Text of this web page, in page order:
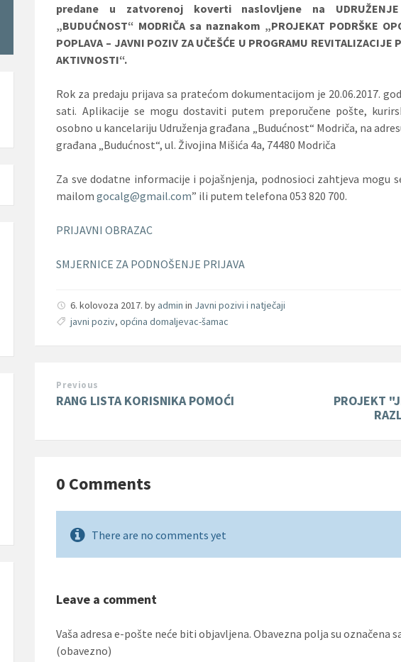
predane u zatvorenoj koverti naslovljene na UDRUŽENJE
„BUDUĆNOST“ MODRIČA sa naznakom „PROJEKAT PODRŠKE
POPLAVA – JAVNI POZIV ZA UČEŠĆE U PROGRAMU REVITALIZACIJE
AKTIVNOSTI“.
Rok za predaju prijava sa pratećom dokumentacijom je 20.06.2017.
sati. Aplikacije se mogu dostaviti putem preporučene pošte,
osobno u kancelariju Udruženja građana „Budućnost“ Modriča, na
građana „Budućnost“, ul. Živojina Mišića 4a, 74480 Modriča
Za sve dodatne informacije i pojašnjenja, podnosioci zahtjeva mogu
mailomgocalg@gmail.com” ili putem telefona 053 820 700.
PRIJAVNI OBRAZAC
SMJERNICE ZA PODNOŠENJE PRIJAVA
6. kolovoza 2017.by admin in Javni pozivi i natječaji
javni poziv,općina domaljevac-šamac
Previous
RANG LISTA KORISNIKA POMOĆI
PROJEKT
0 Comments
There are no comments yet
Leave a comment
Vaša adresa e-pošte neće biti objavljena. Obavezna polja su označena
(obavezno)